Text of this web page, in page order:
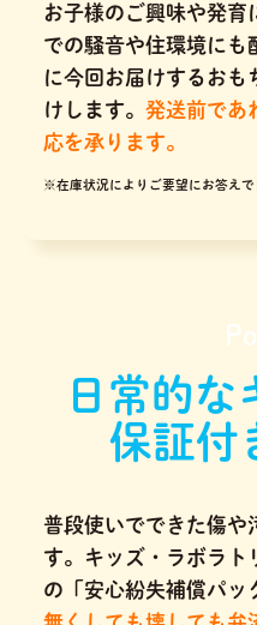
お子様のご興味や発育
での騒音や住環境にも
に今回お届けするおも
けします。 発送前であ
応を承ります。
※在庫状況によりご要望にお答えで
日常的な
保証付
普段使いでできた傷や
す。キッズ・ラボラ
の「安心紛失補償パッ